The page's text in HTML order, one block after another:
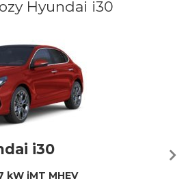
Hyundai i30
i30
kW iMT MHEV